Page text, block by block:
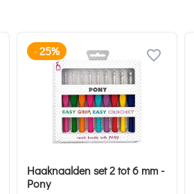
- 25%
Haaknaalden set 2 tot 6 mm -
Pony